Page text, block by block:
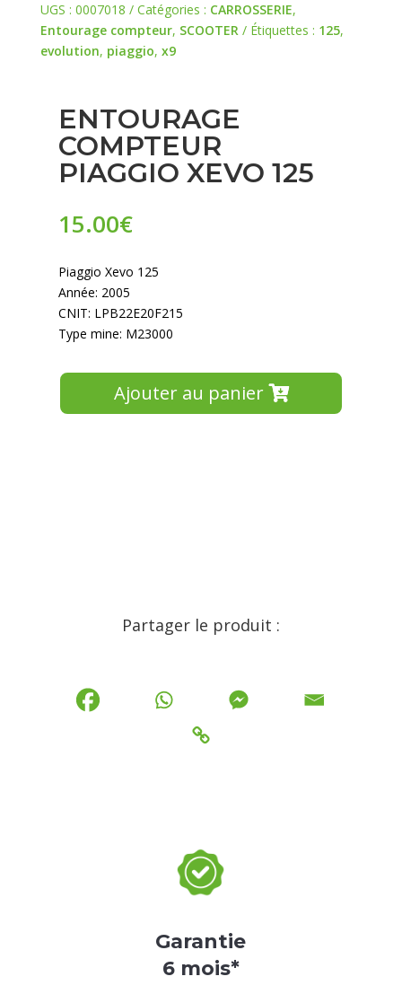
UGS : 0007018 Catégories : CARROSSERIE,
Entourage compteur, SCOOTER Étiquettes : 125,
evolution, piaggio, x9
ENTOURAGE
COMPTEUR
PIAGGIO XEVO 125
15.00€
Piaggio Xevo 125
Année: 2005
CNIT: LPB22E20F215
Type mine: M23000
Ajouter au panier
Partager le produit :
Garantie
6 mois*